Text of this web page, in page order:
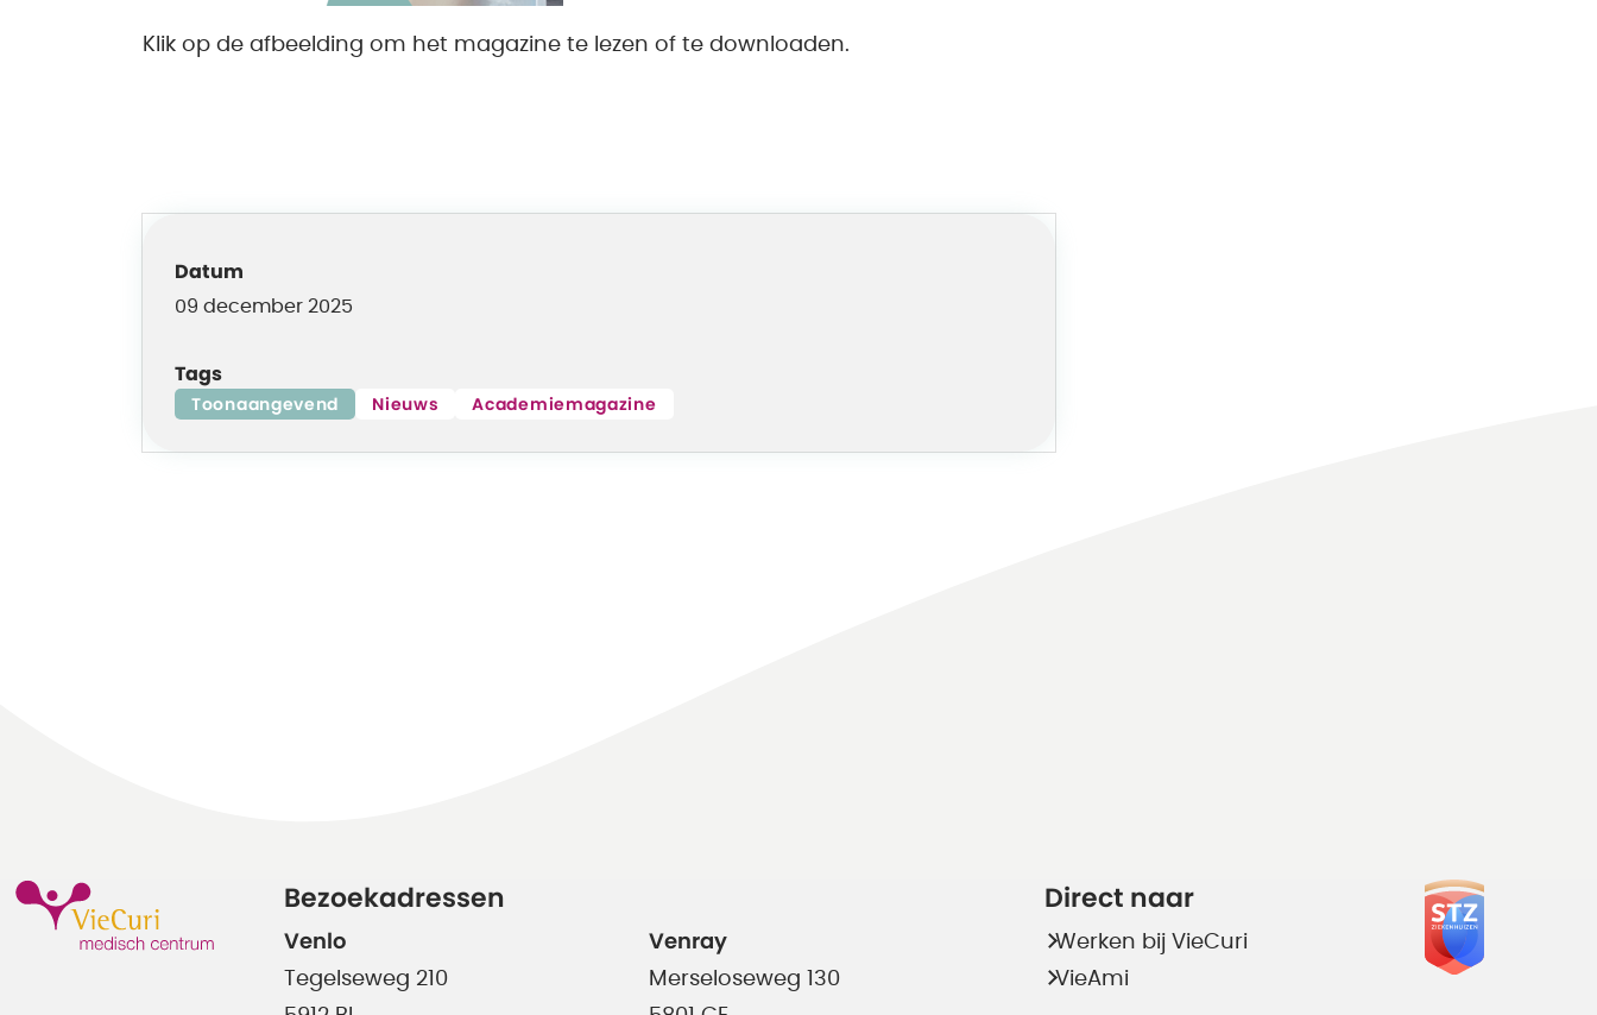
Klik op de afbeelding om het magazine te lezen of te downloaden.
Datum
09 december 2025
Tags
Toonaangevend Nieuws Academiemagazine
Bezoekadressen
Venlo
Tegelseweg 210
Venray
Merseloseweg 130
Direct naar
Werken bij VieCuri
VieAmi